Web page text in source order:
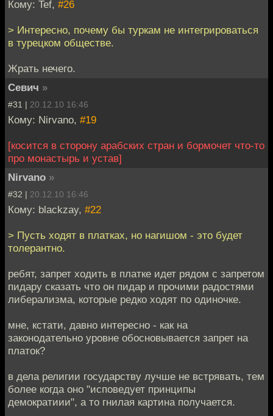
Кому: Tef, #26
> Интересно, почему бы туркам не интегрироваться
в турецком обществе.
Жрать нечего.
Севич »
#31 | 20.12.10 16:46
Кому: Nirvano, #19
[косится в сторону арабских стран и бормочет что-то
про монастырь и устав]
Nirvano »
#32 | 20.12.10 16:46
Кому: blackzay, #22
> Пусть ходят в платках, но нагишом - это будет
толерантно.
ребят, запрет ходить в платке идет рядом с запретом
пидару сказать что он пидар и прочими радостями
либерализма, которые редко ходят по одиночке.
мне, кстати, давно интересно - как на
законодательно уровне обосновывается запрет на
платок?
в дела религии государству лучше не встрявать, тем
более когда оно "исповедует принципы
демократиии", а то гнилая картина получается.